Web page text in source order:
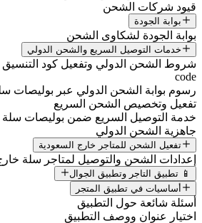
قيود شركات الشحن
بوابة الجودة
بوابة الجودة لشكاوى الشحن
خدمات التوصيل السريع والشحن الدولي
code
رسوم بوابة الشحن الدولي عبر بوليصات
تفعيل وتخصيص الشحن السريع
خدمة التوصيل السريع ضمن بوليصات سلة
جاهزية الشحن الدولي
تفعيل الشحن للمتاجر خارج السعودية
إعدادات الشحن والتوصيل لمتاجر سلة
📱 تطبيق التاجر وتطبيق الجوال
أساسيات في تطبيق المتجر
أسئلة شائعة حول التطبيق
اختيار عنوان ووصف التطبيق